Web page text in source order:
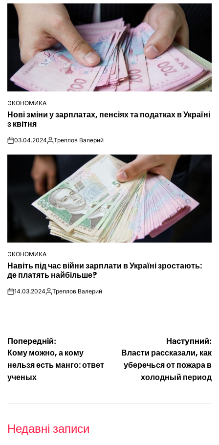
ОПУБЛІКУВАТИ
У
ЭКОНОМИКА
Нові зміни у зарплатах, пенсіях та податках в Україні
з квітня
on03.04.2024Опубліковано
Треплов Валерий
ОПУБЛІКУВАТИ
У
ЭКОНОМИКА
Навіть під час війни зарплати в Україні зростають:
де платять найбільше?
on14.03.2024Опубліковано
Треплов Валерий
Навігація
записів
Попередній:
Кому можно, а кому
нельзя есть манго: ответ
ученых
Наступний:
Власти рассказали, как
уберечься от пожара в
холодный период
Недавні записи